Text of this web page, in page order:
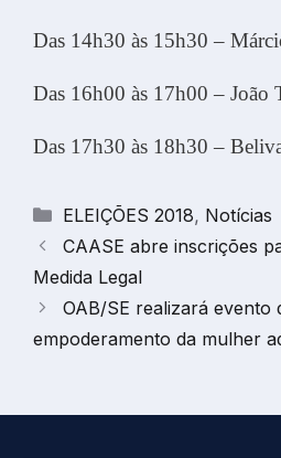
Das 14h30 às 15h30 –
Das 16h00 às 17h00 – João
Das 17h30 às 18h30 –
Categorias
ELEIÇÕES 2018, Notícias
CAASE abre inscrições
Medida Legal
OAB/SE realizará evento
empoderamento da mulher